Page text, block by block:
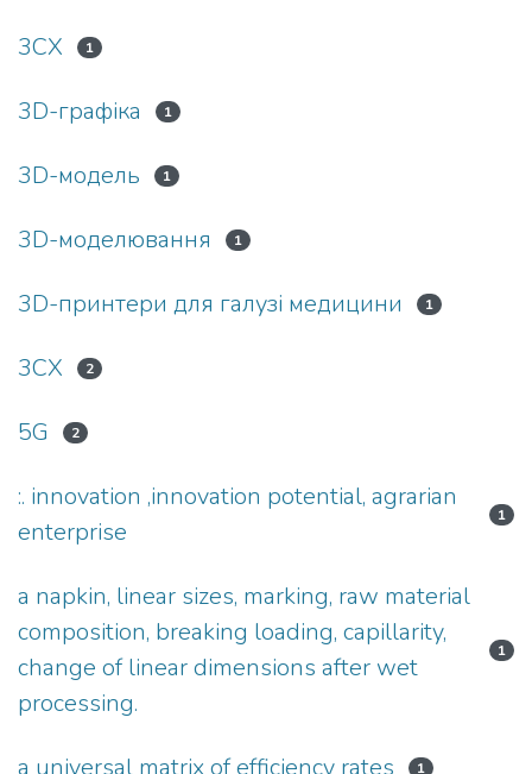
3CX 1
3D-графіка 1
3D-модель 1
3D-моделювання 1
3D-принтери для галузі медицини 1
3СХ 2
5G 2
:. innovation ,innovation potential, agrarian
enterprise
1
a napkin, linear sizes, marking, raw material
composition, breaking loading, capillarity,
change of linear dimensions after wet
processing.
1
a universal matrix of efficiency rates 1